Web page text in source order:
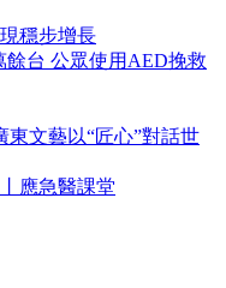
穩步增長
台 公眾使用AED挽救
東文藝以“匠心”對話世
應急醫課堂